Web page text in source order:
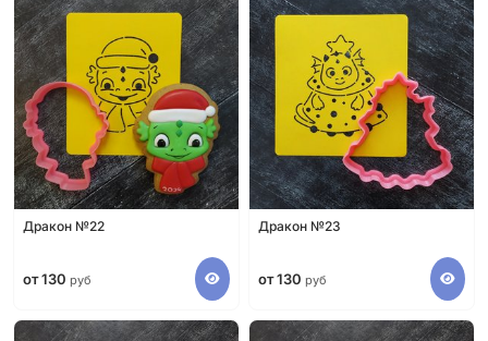
Дракон №22
от 130 руб
Дракон №23
от 130 руб